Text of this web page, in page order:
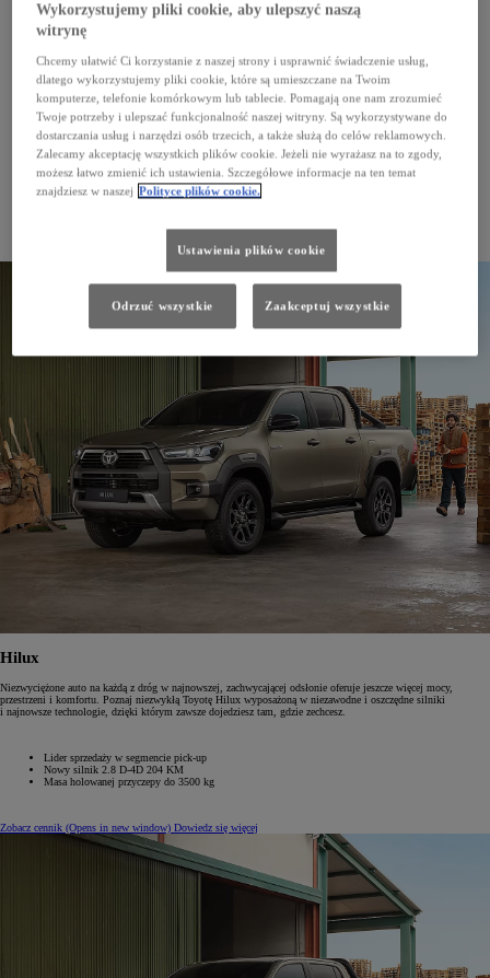
PROACE CITY Verso Electric
Hilux
Niezwyciężone auto na każdą z dróg w najnowszej, zachwycającej odsłonie oferuje jeszcze więcej mocy,
przestrzeni i komfortu. Poznaj niezwykłą Toyotę Hilux wyposażoną w niezawodne i oszczędne silniki
i najnowsze technologie, dzięki którym zawsze dojedziesz tam, gdzie zechcesz.
Lider sprzedaży w segmencie pick-up
Nowy silnik 2.8 D-4D 204 KM
Masa holowanej przyczepy do 3500 kg
Zobacz cennik (Opens in new window) Dowiedz się więcej
Wykorzystujemy pliki cookie, aby ulepszyć naszą
witrynę
Chcemy ułatwić Ci korzystanie z naszej strony i usprawnić świadczenie usług,
dlatego wykorzystujemy pliki cookie, które są umieszczane na Twoim
komputerze, telefonie komórkowym lub tablecie. Pomagają one nam zrozumieć
Twoje potrzeby i ulepszać funkcjonalność naszej witryny. Są wykorzystywane do
dostarczania usług i narzędzi osób trzecich, a także służą do celów reklamowych.
Zalecamy akceptację wszystkich plików cookie. Jeżeli nie wyrażasz na to zgody,
możesz łatwo zmienić ich ustawienia. Szczegółowe informacje na ten temat
znajdziesz w naszej Polityce plików cookie.
Ustawienia plików cookie
Odrzuć wszystkie Zaakceptuj wszystkie